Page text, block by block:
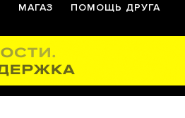
МАГАЗ ПОМОЩЬ ДРУГА